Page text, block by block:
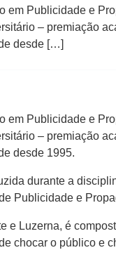
em Publicidade e
– premiação
desde […]
em Publicidade e
– premiação
desde 1995.
durante a
Publicidade e
Luzerna, é
chocar o público e